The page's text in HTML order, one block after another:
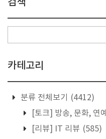
카테고리
분류 전체보기
(4412)
[토크] 방송, 문화, 연예
[리뷰] IT 리뷰 (585)